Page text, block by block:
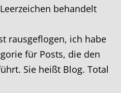
behandelt
rausgeflogen, ich habe
für Posts, die den
Sie heißt Blog. Total